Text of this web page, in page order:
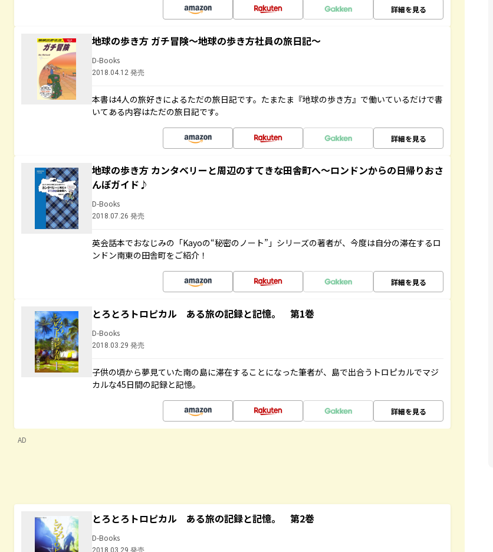
詳細を見る
地球の歩き方 ガチ冒険～地球の歩き方社員の旅日記～
D-Books
2018.04.12 発売
本書は4人の旅好きによるただの旅日記です。たまたま『地球の歩き方』で働いているだけで書
いてある内容はただの旅日記です。
詳細を見る
地球の歩き方 カンタベリーと周辺のすてきな田舎町へ～ロンドンからの日帰りおさ
んぽガイド♪
D-Books
2018.07.26 発売
英会話本でおなじみの「Kayoの“秘密のノート”」シリーズの著者が、今度は自分の滞在するロ
ンドン南東の田舎町をご紹介！
詳細を見る
とろとろトロピカル ある旅の記録と記憶。 第1巻
D-Books
2018.03.29 発売
子供の頃から夢見ていた南の島に滞在することになった筆者が、島で出合うトロピカルでマジ
カルな45日間の記録と記憶。
詳細を見る
AD
とろとろトロピカル ある旅の記録と記憶。 第2巻
D-Books
2018.03.29 発売